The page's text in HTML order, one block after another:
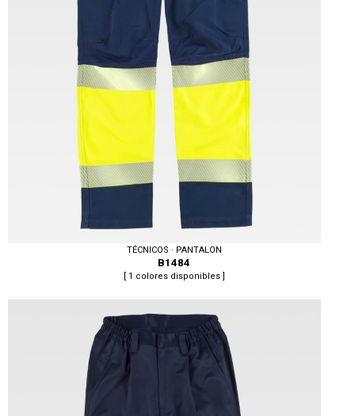
Tallas: S, M, L, XL, XXL, 3XL
TÉCNICOS · PANTALON
B1484
[ 1 colores disponibles ]